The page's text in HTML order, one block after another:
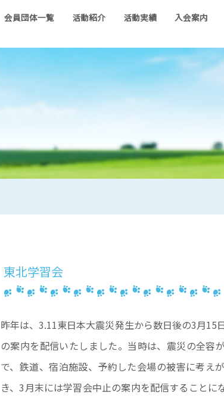
会員団体一覧 活動紹介 活動実績 入会案内
東北学習会
昨年は、3.11東日本大震災発生から数日後の3月15
の案内を配信いたしました。当時は、震災の全容
で、鉄道、宿泊施設、予約した会場の被害に考え
き、3月末には学習会中止の案内を配信すること